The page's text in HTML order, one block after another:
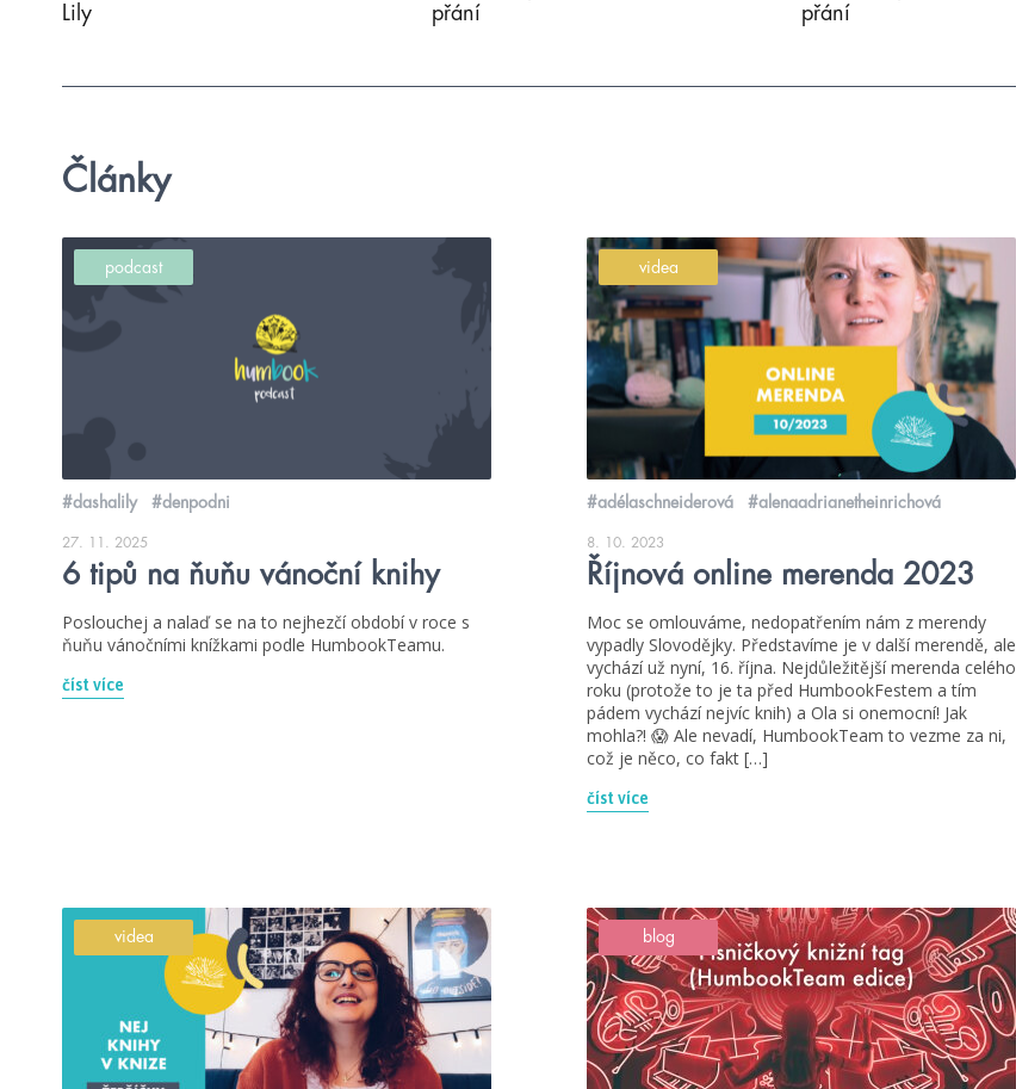
Lily
přání
přání
Články
podcast
#dashalily #denpodni
27. 11. 2025
6 tipů na ňuňu vánoční knihy
Poslouchej a nalaď se na to nejhezčí období v roce s
ňuňu vánočními knížkami podle HumbookTeamu.
číst více
videa
#adélaschneiderová #alenaadrianetheinrichová
8. 10. 2023
Říjnová online merenda 2023
Moc se omlouváme, nedopatřením nám z merendy
vypadly Slovodějky. Představíme je v další merendě, ale
vychází už nyní, 16. října. Nejdůležitější merenda celého
roku (protože to je ta před HumbookFestem a tím
pádem vychází nejvíc knih) a Ola si onemocní! Jak
mohla?! 😱 Ale nevadí, HumbookTeam to vezme za ni,
což je něco, co fakt […]
číst více
videa blog